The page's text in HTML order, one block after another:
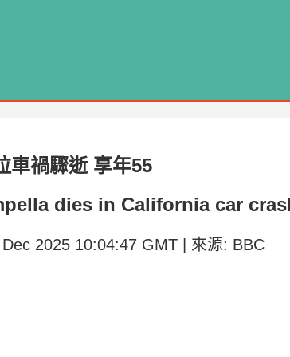
車禍驟逝 享年55
dies in California car
2025 10:04:47 GMT | 來源: BBC